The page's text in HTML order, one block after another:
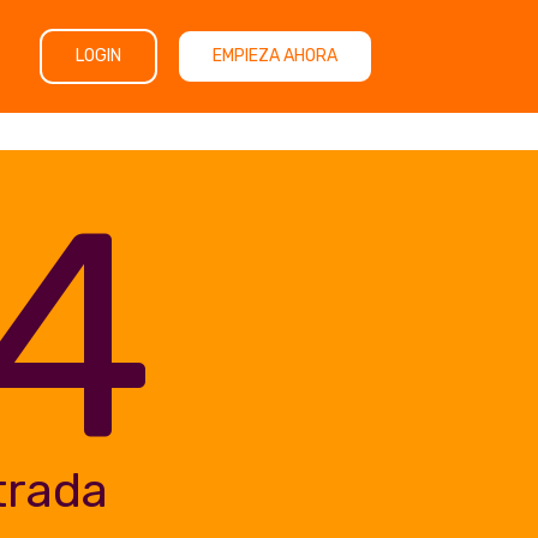
LOGIN EMPIEZA AHORA